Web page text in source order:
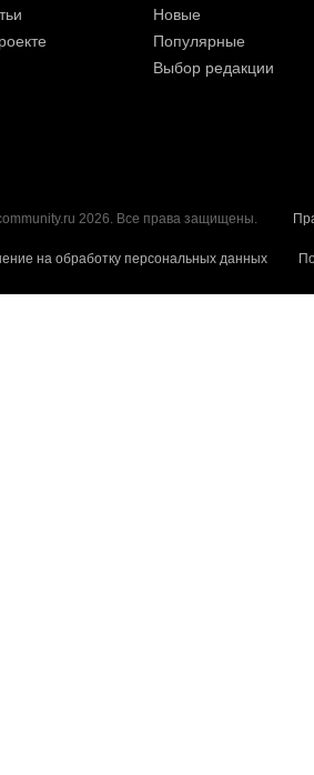
Новые
Популярные
Выбор редакции
2026. Все права защищены.
на обработку персональных данных